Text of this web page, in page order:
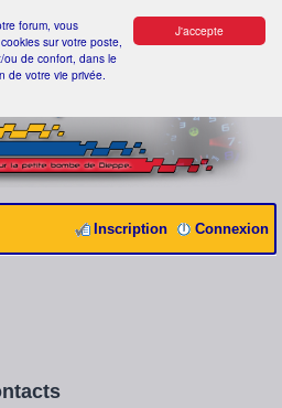
J'accepte
forum, vous
sur votre poste,
ou de confort, dans le
de votre vie privée.
Connexion
Inscription